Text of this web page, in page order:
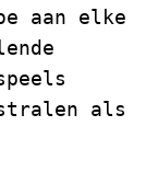
aan elke
als